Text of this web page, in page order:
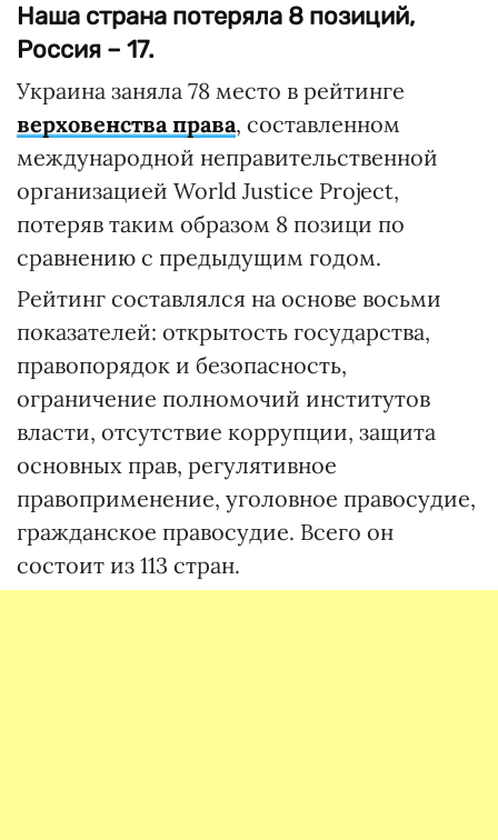
Наша страна потеряла 8 позиций,
Россия – 17.
Украина заняла 78 место в рейтинге
верховенства права, составленном
международной неправительственной
организацией World Justice Project,
потеряв таким образом 8 позици по
сравнению с предыдущим годом.
Рейтинг составлялся на основе восьми
показателей: открытость государства,
правопорядок и безопасность,
ограничение полномочий институтов
власти, отсутствие коррупции, защита
основных прав, регулятивное
правоприменение, уголовное правосудие,
гражданское правосудие. Всего он
состоит из 113 стран.